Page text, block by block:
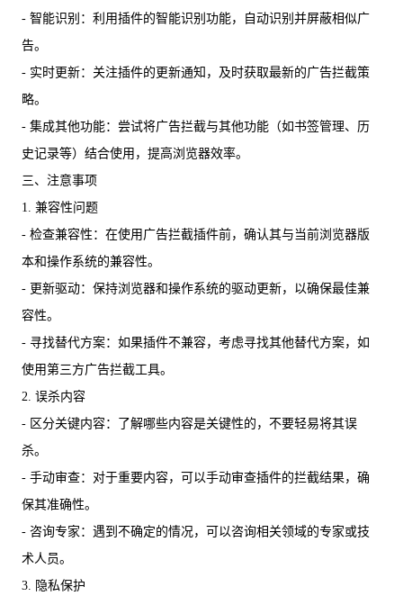
- 智能识别：利用插件的智能识别功能，自动识别并屏蔽相似广
告。
- 实时更新：关注插件的更新通知，及时获取最新的广告拦截策
略。
- 集成其他功能：尝试将广告拦截与其他功能（如书签管理、历
史记录等）结合使用，提高浏览器效率。
三、注意事项
1. 兼容性问题
- 检查兼容性：在使用广告拦截插件前，确认其与当前浏览器版
本和操作系统的兼容性。
- 更新驱动：保持浏览器和操作系统的驱动更新，以确保最佳兼
容性。
- 寻找替代方案：如果插件不兼容，考虑寻找其他替代方案，如
使用第三方广告拦截工具。
2. 误杀内容
- 区分关键内容：了解哪些内容是关键性的，不要轻易将其误
杀。
- 手动审查：对于重要内容，可以手动审查插件的拦截结果，确
保其准确性。
- 咨询专家：遇到不确定的情况，可以咨询相关领域的专家或技
术人员。
3. 隐私保护